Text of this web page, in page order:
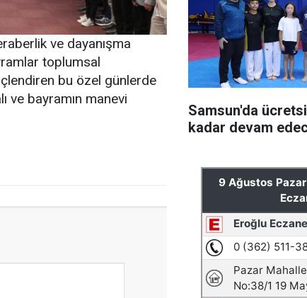
ve dayanışma
toplumsal
bu özel günlerde
ve bayramın manevi
Samsun'da
kadar devam